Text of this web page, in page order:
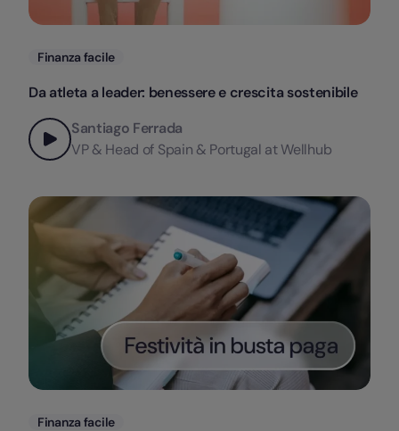
Categorie
Finanza facile
Da atleta a leader: benessere e crescita sostenibile
Santiago Ferrada
VP & Head of Spain & Portugal at Wellhub
Categorie
Finanza facile